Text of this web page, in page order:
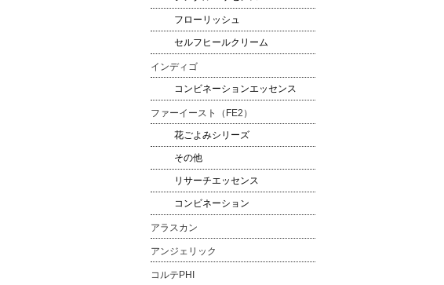
フローリッシュ
セルフヒールクリーム
インディゴ
コンビネーションエッセンス
ファーイースト（FE2）
花ごよみシリーズ
その他
リサーチエッセンス
コンビネーション
アラスカン
アンジェリック
コルテPHI